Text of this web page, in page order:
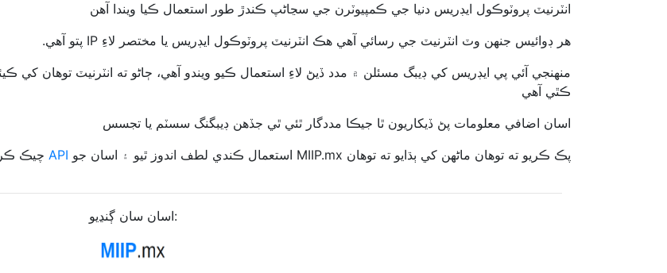
انٽرنيٽ پروٽوڪول ايڊريس دنيا جي ڪمپيوٽرن جي سڃاڻپ ڪندڙ طور استعمال ڪيا ويندا آهن
هر ڊوائيس جنهن وٽ انٽرنيٽ جي رسائي آهي هڪ انٽرنيٽ پروٽوڪول ايڊريس يا مختصر لاءِ IP پتو آهي.
منهنجي آئي پي ايڊريس کي ڊيبگ مسئلن ۾ مدد ڏيڻ لاءِ استعمال ڪيو ويندو آهي، ڄاڻو ته انٽرنيٽ توهان کي
ڪٿي آهي
اسان اضافي معلومات پڻ ڏيکاريون ٿا جيڪا مددگار ٿئي ٿي جڏهن ڊيبگنگ سسٽم يا تجسس
پڪ ڪريو ته توهان ماڻهن کي ٻڌايو ته توهان MIIP.mx استعمال ڪندي لطف اندوز ٿيو ۽ اسان جو
API چيڪ
اسان سان ڳنڍيو: